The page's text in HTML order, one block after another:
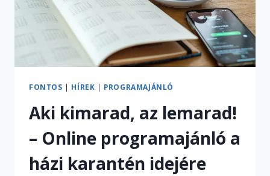
FONTOS | HÍREK | PROGRAMAJÁNLÓ
Aki kimarad, az lemarad!
– Online programajánló a
házi karantén idejére